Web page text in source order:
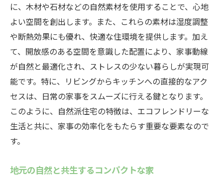
に、木材や石材などの自然素材を使用することで、心地
よい空間を創出します。また、これらの素材は湿度調整
や断熱効果にも優れ、快適な住環境を提供します。加え
て、開放感のある空間を意識した配置により、家事動線
が自然と最適化され、ストレスの少ない暮らしが実現可
能です。特に、リビングからキッチンへの直接的なアク
セスは、日常の家事をスムーズに行える鍵となります。
このように、自然派住宅の特徴は、エコフレンドリーな
生活と共に、家事の効率化をもたらす重要な要素なので
す。
地元の自然と共生するコンパクトな家